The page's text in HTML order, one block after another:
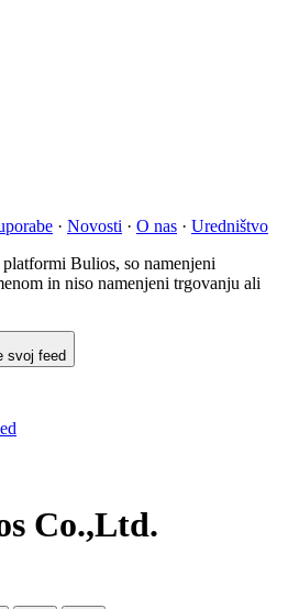
· Novosti · O nas · Uredništvo
Bulios, so namenjeni
in niso namenjeni trgovanju ali
svoj feed
Co.,Ltd.